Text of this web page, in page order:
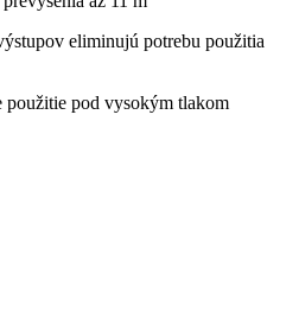
eliminujú potrebu použitia
použitie pod vysokým tlakom